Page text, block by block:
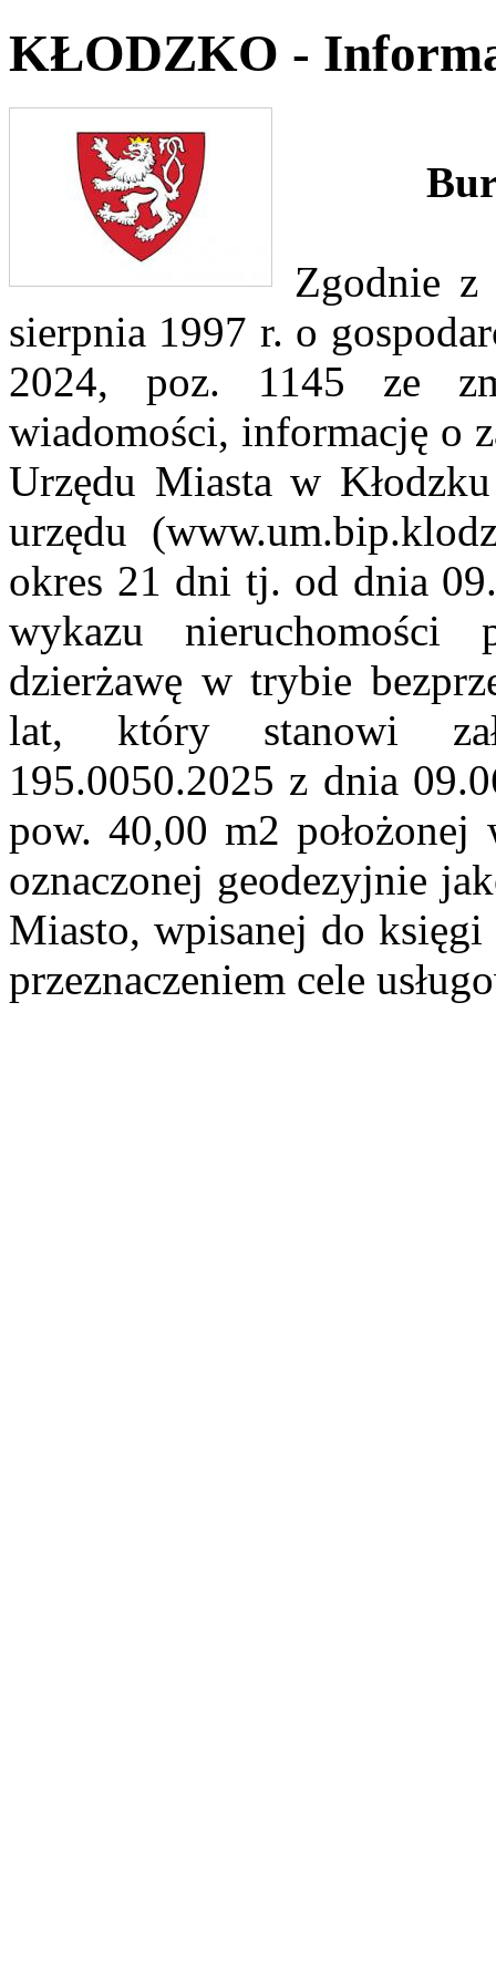
KŁODZKO -
Zgodnie
sierpnia 1997 r. o
2024, poz. 1145 ze
wiadomości, informację o
Urzędu Miasta w
urzędu
okres 21 dni tj. od dnia
wykazu nieruchomości
dzierżawę w trybie
lat, który stanowi
195.0050.2025 z dnia
pow. 40,00 m2
oznaczonej geodezyjnie
Miasto, wpisanej do
przeznaczeniem cele